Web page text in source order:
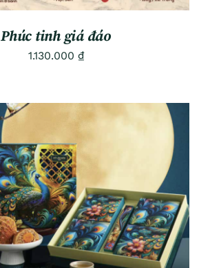
Phúc tinh giá đáo
1.130.000 ₫
ADD TO CART
/